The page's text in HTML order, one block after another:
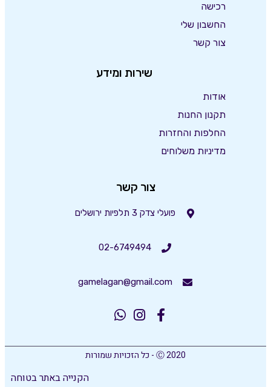
רכישה
החשבון שלי
צור קשר
שירות ומידע
אודות
תקנון החנות
החלפות והחזרות
מדיניות משלוחים
צור קשר
פועלי צדק 3 תלפיות ירושלים
02-6749494
gamelagan@gmail.com
Ⓒ 2020 - כל הזכויות שמורות
הקנייה באתר בטוחה